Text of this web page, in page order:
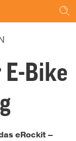
Bike
eRockit –